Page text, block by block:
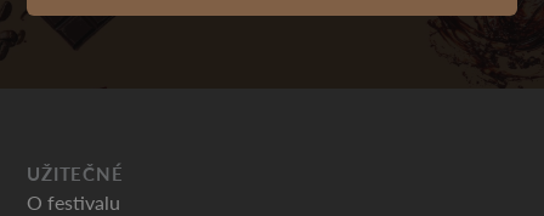
UŽITEČNÉ
O festivalu